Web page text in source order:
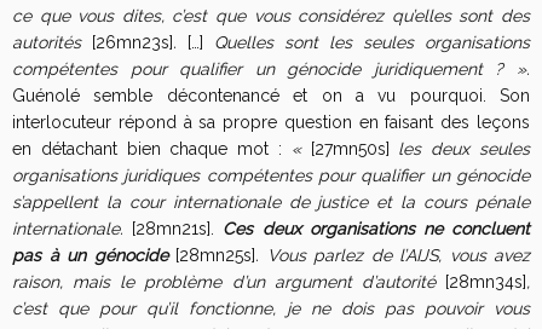
ce que vous dites, c’est que vous considérez qu’elles sont des
autorités
[26mn23s]. […]
Quelles sont les seules organisations
compétentes pour qualifier un génocide juridiquement ? ».
Guénolé semble décontenancé et on a vu pourquoi. Son
interlocuteur répond à sa propre question en faisant des leçons
en détachant bien chaque mot : « [27mn50s]
les deux seules
organisations juridiques compétentes pour qualifier un génocide
s’appellent la cour internationale de justice et la cours pénale
internationale.
[28mn21s]. Ces deux organisations ne concluent
pas à un génocide [28mn25s]. Vous parlez de l’AIJS, vous avez
raison, mais le problème d’un argument d’autorité [28mn34s],
c’est que pour qu’il fonctionne, je ne dois pas pouvoir vous